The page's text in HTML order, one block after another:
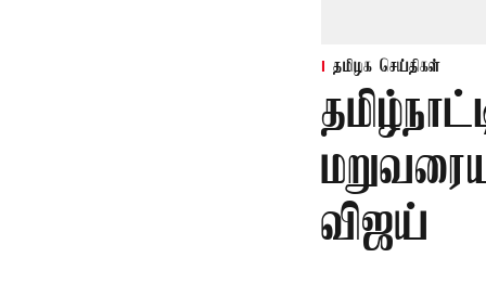
தமிழக செய்திகள்
விஜய்